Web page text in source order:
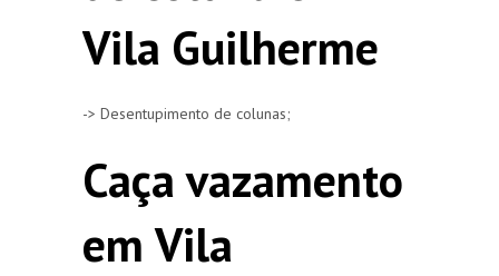
Vila Guilherme
-> Desentupimento de colunas;
Caça vazamento
em Vila